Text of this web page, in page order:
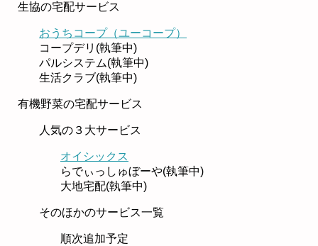
生協の宅配サービス
おうちコープ（ユーコープ）
コープデリ(執筆中)
パルシステム(執筆中)
生活クラブ(執筆中)
有機野菜の宅配サービス
人気の３大サービス
オイシックス
らでぃっしゅぼーや(執筆中)
大地宅配(執筆中)
そのほかのサービス一覧
順次追加予定